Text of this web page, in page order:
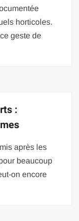
horticoles.
geste de
:
après les
beaucoup
on encore